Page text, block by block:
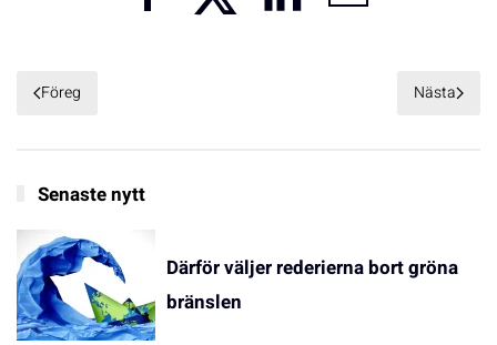
Föreg Nästa
Senaste nytt
Därför väljer rederierna bort gröna
bränslen